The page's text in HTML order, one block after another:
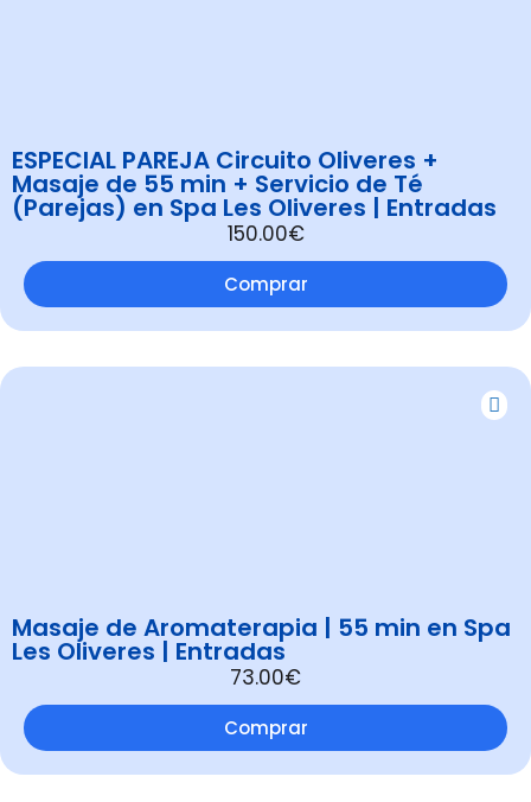
ESPECIAL PAREJA Circuito Oliveres +
Masaje de 55 min + Servicio de Té
(Parejas) en Spa Les Oliveres | Entradas
150.00€
Comprar
Masaje de Aromaterapia | 55 min en Spa
Les Oliveres | Entradas
73.00€
Comprar